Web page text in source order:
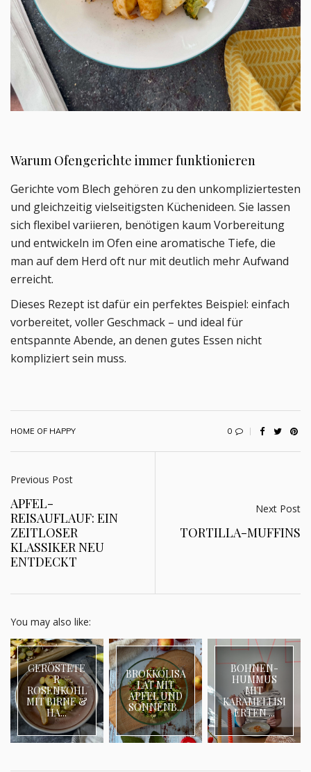
Warum Ofengerichte immer funktionieren
Gerichte vom Blech gehören zu den unkompliziertesten
und gleichzeitig vielseitigsten Küchenideen. Sie lassen
sich flexibel variieren, benötigen kaum Vorbereitung
und entwickeln im Ofen eine aromatische Tiefe, die
man auf dem Herd oft nur mit deutlich mehr Aufwand
erreicht.
Dieses Rezept ist dafür ein perfektes Beispiel: einfach
vorbereitet, voller Geschmack – und ideal für
entspannte Abende, an denen gutes Essen nicht
kompliziert sein muss.
HOME OF HAPPY 0
Previous Post
APFEL-
REISAUFLAUF: EIN
ZEITLOSER
KLASSIKER NEU
ENTDECKT
Next Post
TORTILLA-MUFFINS
You may also like:
GERÖSTETE
R
ROSENKOHL
MIT BIRNE &
HA...
BROKKOLISA
LAT MIT
APFEL UND
SONNENB...
BOHNEN-
HUMMUS
MIT
KARAMELLISI
ERTEN ...